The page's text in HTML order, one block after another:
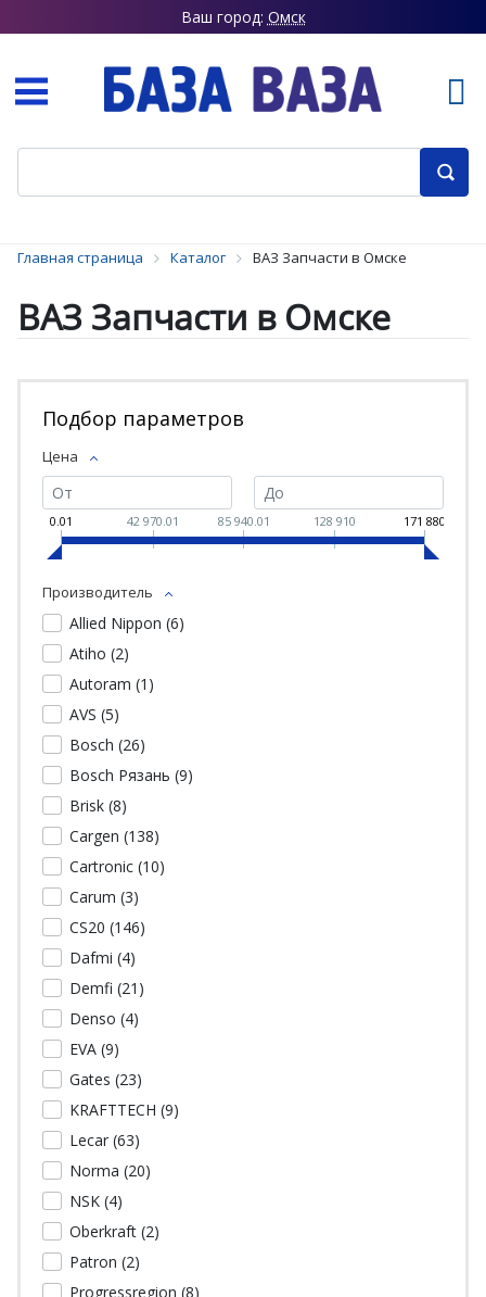
Ваш город: Омск
Главная страница Каталог ВАЗ Запчасти в Омске
ВАЗ Запчасти в Омске
Подбор параметров
Цена
0.01 42 970.01 85 940.01 128 910 171 880
Производитель
Allied Nippon (6)
Atiho (2)
Autoram (1 )
AVS (5)
Bosch (26)
Bosch Рязань (9)
Brisk (8)
Cargen (138)
Cartronic (10)
Carum (3)
CS20 (146)
Dafmi (4)
Demfi (21 )
Denso (4)
EVA (9)
Gates (23)
KRAFTTECH (9)
Lecar (63)
Norma (20)
NSK (4)
Oberkraft (2)
Patron (2)
Progressregion (8)